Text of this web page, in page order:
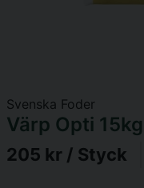
Svenska Foder
Värp Opti 15kg
205 kr / Styck